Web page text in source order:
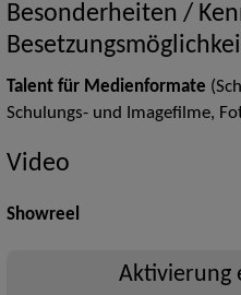
Besonderheiten /
Talent für Medienformate
Schulungs- und Imagefilme,
Video
Showreel
Aktivierung